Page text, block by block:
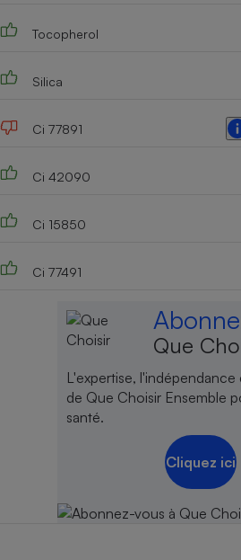
Tocopherol
Silica
Ci 77891
Ci 42090
Ci 15850
Ci 77491
Que
L'expertise,
de Que Choisir Ensemble
santé.
Cliquez ici